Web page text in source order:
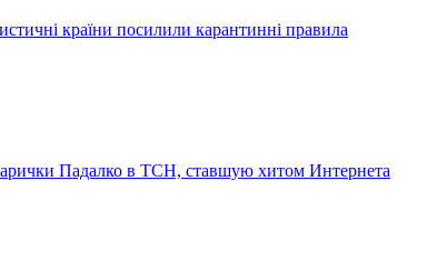
країни посилили карантинні правила
Падалко в ТСН, ставшую хитом Интернета